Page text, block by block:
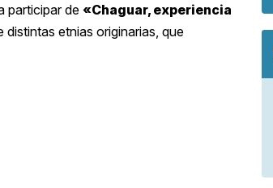
participar de «Chaguar, experiencia
etnias originarias, que